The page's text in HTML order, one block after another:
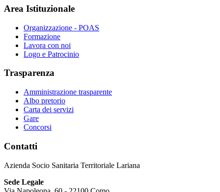
Area Istituzionale
Organizzazione - POAS
Formazione
Lavora con noi
Logo e Patrocinio
Trasparenza
Amministrazione trasparente
Albo pretorio
Carta dei servizi
Gare
Concorsi
Contatti
Azienda Socio Sanitaria Territoriale Lariana
Sede Legale